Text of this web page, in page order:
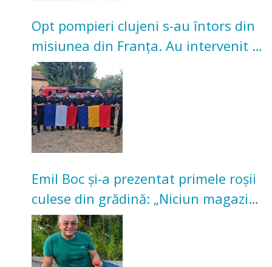
Opt pompieri clujeni s-au întors din
misiunea din Franța. Au intervenit la
incendii de vegetație și pădure
Emil Boc și-a prezentat primele roșii
culese din grădină: „Niciun magazin
nu poate oferi această satisfacție”